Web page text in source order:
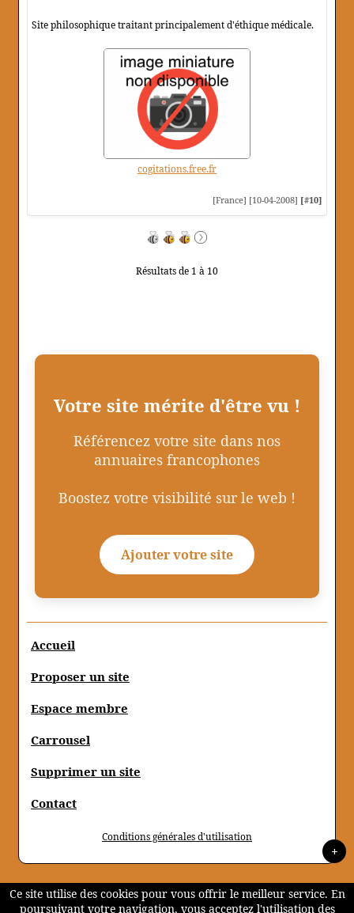
Site philosophique traitant principalement d'éthique médicale.
cogitations.free.fr
[France] [10-04-2008] [#10]
Résultats de 1 à 10
Votre site mérite d'être vu !
Référencez votre site dans nos
annuaires francophones
Boostez votre visibilité sur le web !
Ajouter votre site
Accueil
Proposer un site
Espace membre
Carrousel
Supprimer un site
Contact
Conditions générales d'utilisation
+
Ce site utilise des cookies pour vous offrir le meilleur service. En
poursuivant votre navigation, vous acceptez l'utilisation des